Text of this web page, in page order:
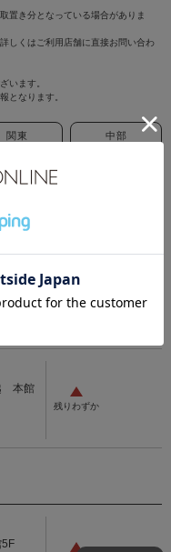
置き分となっている場合がありま
しくはご利用店舗に直接お問い合わ
います。
となります。
関東 中部
四国
館5F
本館